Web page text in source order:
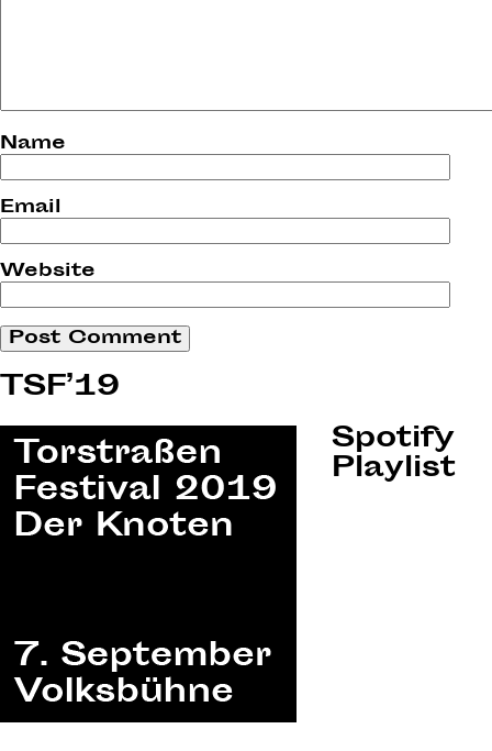
Name
Email
Website
TSF’19
Spotify
Playlist